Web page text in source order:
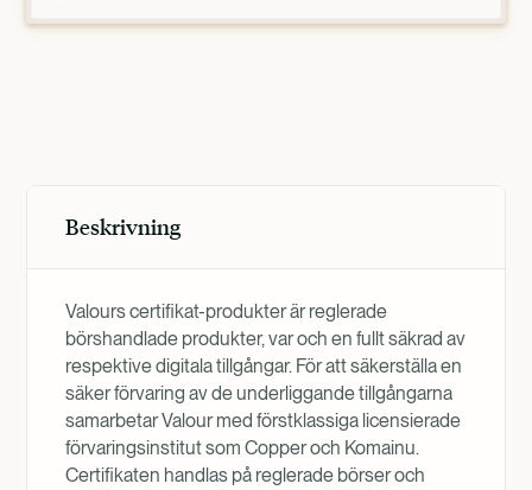
Beskrivning
Valours certifikat-produkter är reglerade
börshandlade produkter, var och en fullt säkrad av
respektive digitala tillgångar. För att säkerställa en
säker förvaring av de underliggande tillgångarna
samarbetar Valour med förstklassiga licensierade
förvaringsinstitut som Copper och Komainu.
Certifikaten handlas på reglerade börser och